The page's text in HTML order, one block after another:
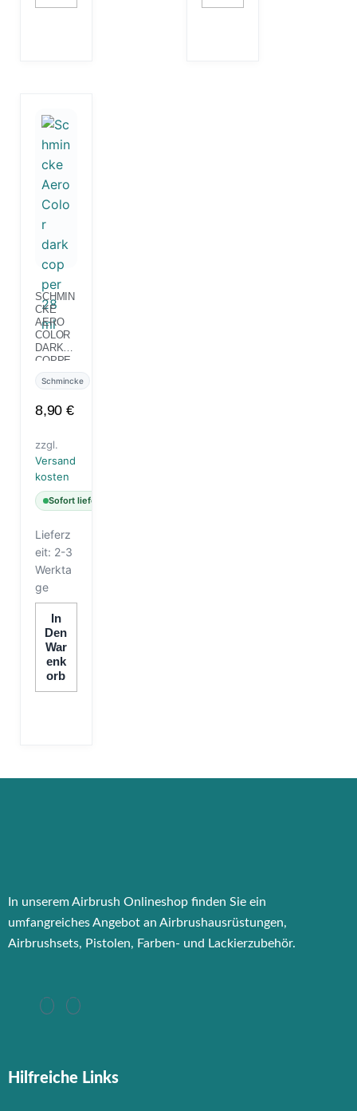
SCHMIN
CKE
AERO
COLOR
DARK
COPPE
R 28 ML
Schmincke
8,90€
zzgl.
Versand
kosten
Sofort lieferbar
Lieferz
eit: 2-3
Werkta
ge
In
Den
War
Enk
Orb
In unserem Airbrush Onlineshop finden Sie ein
umfangreiches Angebot an Airbrushausrüstungen,
Airbrushsets, Pistolen, Farben- und Lackierzubehör.
Hilfreiche Links